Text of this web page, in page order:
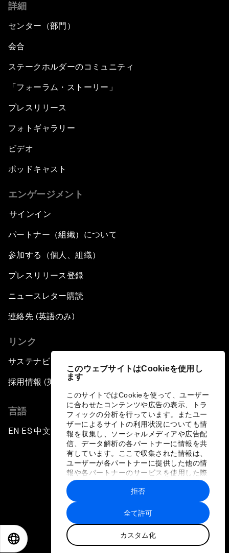
このウェブサイトはCookieを使用し
ます
このサイトではCookieを使って、ユーザー
に合わせたコンテンツや広告の表示、トラ
フィックの分析を行っています。またユー
ザーによるサイトの利用状況についても情
報を収集し、ソーシャルメディアや広告配
信、データ解析の各パートナーに情報を共
有しています。ここで収集された情報は、
ユーザーが各パートナーに提供した他の情
報や各パートナーのサービスを使用した際
に収集された情報と組み合わされ、各パー
トナーによって使用されることがありま
す。
全て許可
カスタム化
拒否
詳細
センター（部門）
会合
ステークホルダーのコミュニティ
「フォーラム・ストーリー」
プレスリリース
フォトギャラリー
ビデオ
ポッドキャスト
エンゲージメント
サインイン
パートナー（組織）について
参加する（個人、組織）
プレスリリース登録
ニュースレター購読
連絡先 (英語のみ)
リンク
サステナビリティへの取り組み
採用情報 (英語のみ)
言語
EN ▪ES▪中文▪ 日本語
プライバシーポリシーと利用規約
サイトマップ
©
世界経済フォーラム